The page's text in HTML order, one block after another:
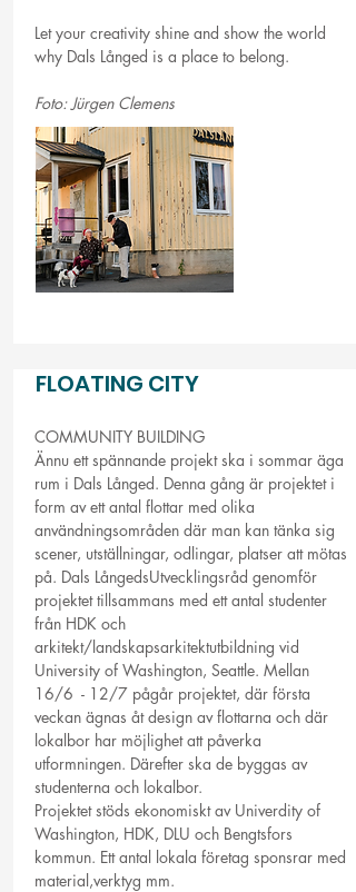
Let your creativity shine and show the world
why Dals Långed is a place to belong.
Foto: Jürgen Clemens
FLOATING CITY
COMMUNITY BUILDING
Ännu ett spännande projekt ska i sommar äga
rum i Dals Långed. Denna gång är projektet i
form av ett antal flottar med olika
användningsområden där man kan tänka sig
scener, utställningar, odlingar, platser att mötas
på. Dals LångedsUtvecklingsråd genomför
projektet tillsammans med ett antal studenter
från HDK och
arkitekt/landskapsarkitektutbildning vid
University of Washington, Seattle. Mellan
16/6 - 12/7 pågår projektet, där första
veckan ägnas åt design av flottarna och där
lokalbor har möjlighet att påverka
utformningen. Därefter ska de byggas av
studenterna och lokalbor.
Projektet stöds ekonomiskt av Univerdity of
Washington, HDK, DLU och Bengtsfors
kommun. Ett antal lokala företag sponsrar med
material,verktyg mm.